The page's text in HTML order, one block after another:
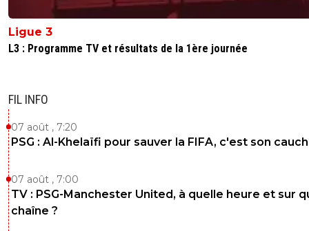
Ligue 3
L3 : Programme TV et résultats de la 1ère journée
FIL INFO
07 août , 7:20
PSG : Al-Khelaïfi pour sauver la FIFA, c'est son
07 août , 7:00
TV : PSG-Manchester United, à quelle heure et sur
chaîne ?